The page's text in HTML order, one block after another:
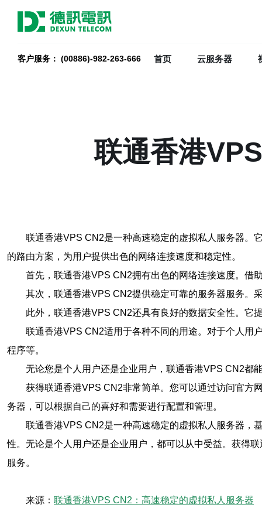
客户服务： (00886)-982-263-666 首页 云服务器
联通香港
联通香港VPS CN2是一种高速稳定的虚拟私人服务器。
的路由方案，为用户提供出色的网络连接速度和稳定性。
首先，联通香港VPS CN2拥有出色的网络连接速度。借
其次，联通香港VPS CN2提供稳定可靠的服务器服务。
此外，联通香港VPS CN2还具有良好的数据安全性。它
联通香港VPS CN2适用于各种不同的用途。对于个人用
程序等。
无论您是个人用户还是企业用户，联通香港VPS CN2都
获得联通香港VPS CN2非常简单。您可以通过访问官方
务器，可以根据自己的喜好和需要进行配置和管理。
联通香港VPS CN2是一种高速稳定的虚拟私人服务器，
性。无论是个人用户还是企业用户，都可以从中受益。获得
服务。
来源： 联通香港VPS CN2：高速稳定的虚拟私人服务器